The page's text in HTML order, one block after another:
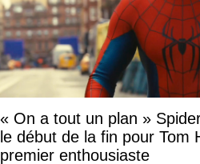
« On a tout un plan »
le début de la fin pour Tom
premier enthousiaste